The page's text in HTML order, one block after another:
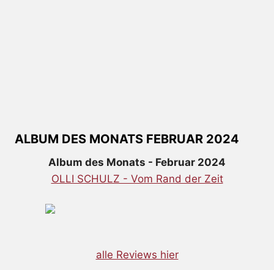
ALBUM DES MONATS FEBRUAR 2024
Album des Monats - Februar 2024
OLLI SCHULZ - Vom Rand der Zeit
alle Reviews hier